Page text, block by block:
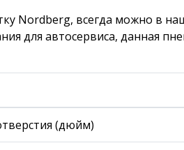
Nordberg, всегда можно в
для автосервиса, данная
(дюйм)